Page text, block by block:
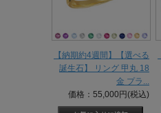
【納期約4週間】【選べる
誕生石】 リング 甲丸 18
金 プラ...
価格：55,000円(税込)